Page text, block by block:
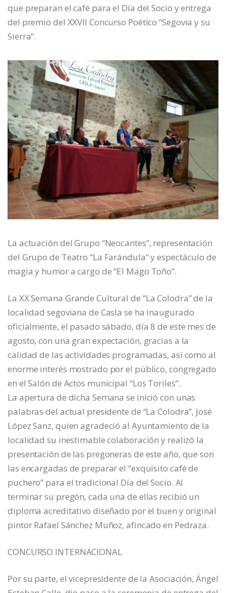
que preparan el café para el Día del Socio y entrega
del premio del XXVII Concurso Poético “Segovia y su
Sierra”.
La actuación del Grupo “Neocantes”, representación
del Grupo de Teatro “La Farándula” y espectáculo de
magia y humor a cargo de “El Mago Toño”.
La XX Semana Grande Cultural de “La Colodra” de la
localidad segoviana de Casla se ha inaugurado
oficialmente, el pasado sábado, día 8 de este mes de
agosto, con una gran expectación, gracias a la
calidad de las actividades programadas, así como al
enorme interés mostrado por el público, congregado
en el Salón de Actos municipal “Los Toriles”.
La apertura de dicha Semana se inició con unas
palabras del actual presidente de “La Colodra”, José
López Sanz, quien agradeció al Ayuntamiento de la
localidad su inestimable colaboración y realizó la
presentación de las pregoneras de este año, que son
las encargadas de preparar el “exquisito café de
puchero” para el tradicional Día del Socio. Al
terminar su pregón, cada una de ellas recibió un
diploma acreditativo diseñado por el buen y original
pintor Rafael Sánchez Muñoz, afincado en Pedraza.
CONCURSO INTERNACIONAL
Por su parte, el vicepresidente de la Asociación, Ángel